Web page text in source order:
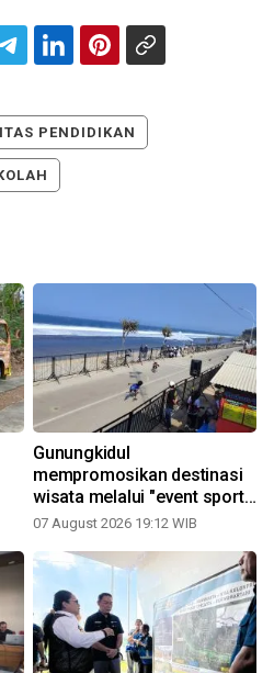
PENDIDIKAN
Gunungkidul
mempromosikan destinasi
wisata melalui "event sport
tourism"
07 August 2026 19:12 WIB